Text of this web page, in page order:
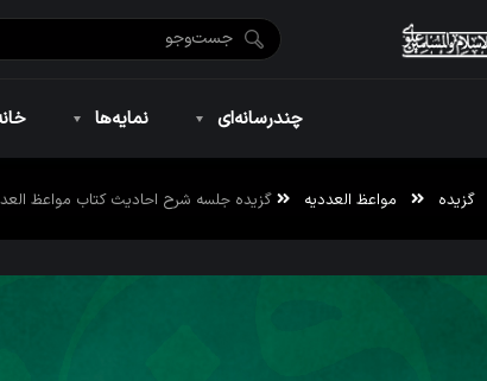
چندرسانه‌ای نمایه‌ها
گزیده مواعظ العددیه گزیده جلسه شرح احادیث کتاب مواعظ